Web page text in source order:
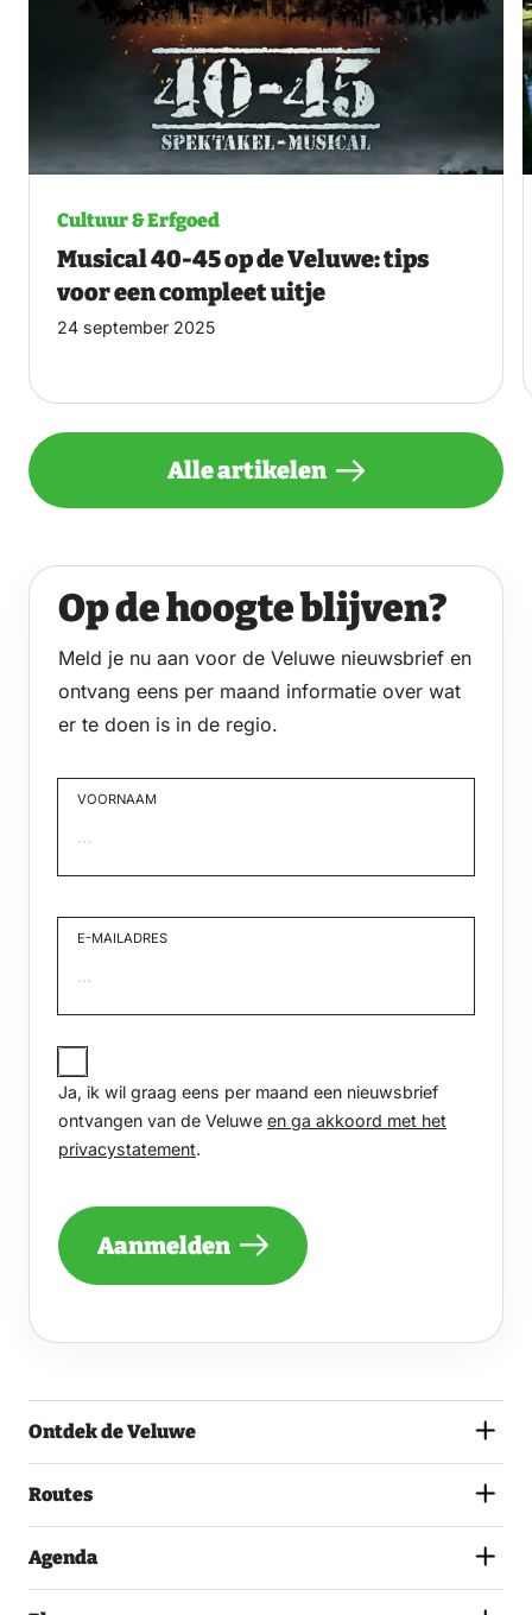
Cultuur & Erfgoed
Musical 40-45 op de Veluwe: tips
voor een compleet uitje
24 september 2025
Alle artikelen
Op de hoogte blijven?
Meld je nu aan voor de Veluwe nieuwsbrief en
ontvang eens per maand informatie over wat
er te doen is in de regio.
VOORNAAM
E-MAILADRES
JA,
IK
WIL
GRAAG
PER
EEN
ONTVANGEN
EN
HET
Ja, ik wil graag eens per maand een nieuwsbrief
ontvangen van de Veluwe en ga akkoord met het
privacystatement.
Aanmelden
Ontdek de Veluwe
Routes
Agenda